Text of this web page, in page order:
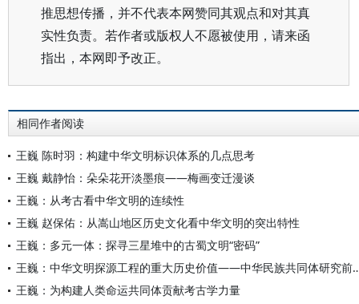
推思想传播，并不代表本网赞同其观点和对其真
实性负责。若作者或版权人不愿被使用，请来函
指出，本网即予改正。
相同作者阅读
王巍 陈时羽：构建中华文明标识体系的几点思考
王巍 戴静怡：朵朵花开淡墨痕——梅画变迁漫谈
王巍：从考古看中华文明的连续性
王巍 赵保佑：从嵩山地区历史文化看中华文明的突出特性
王巍：多元一体：探寻三星堆中的古蜀文明“密码”
王巍：中华文明探源工程的重大历
王巍：为构建人类命运共同体贡献考古学力量